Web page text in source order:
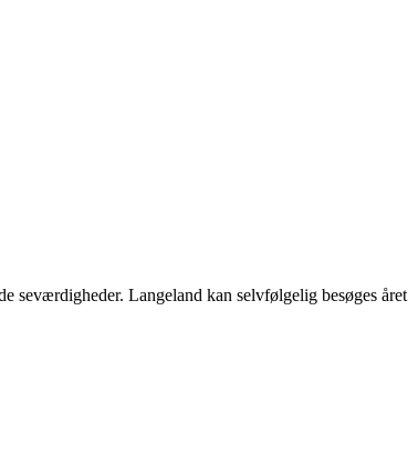
seværdigheder. Langeland kan selvfølgelig besøges året